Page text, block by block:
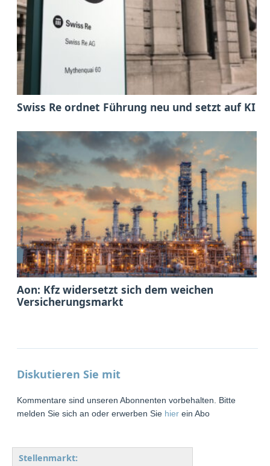
Swiss Re ordnet Führung neu und setzt auf KI
Aon: Kfz widersetzt sich dem weichen
Versicherungsmarkt
Diskutieren Sie mit
Kommentare sind unseren Abonnenten vorbehalten. Bitte
melden Sie sich an oder erwerben Sie hier ein Abo
Stellenmarkt: